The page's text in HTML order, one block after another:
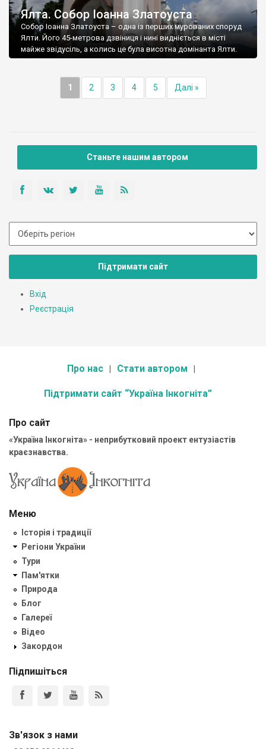
Ялта. Собор Іоанна Златоуста
Собор Іоанна Златоуста – одна із перших мурованих споруд
Ялти. Його 45-метрова дзвіниця і нині видніється в місті
майже звідусіль, а колись це була висотна домінанта Ялти.
1 2 3 4 5 Далі »
Станьте нашим автором
Підтримати сайт
Вхід
Реєстрація
Про нас Стати автором
Підтримати сайт “Україна Інкогніта”
Про сайт
«Україна Інкогніта» - неприбутковий проект ентузіастів
краєзнавства.
Меню
Історія і традиції
Регіони України
Тури
Пам'ятки
Природа
Блог
Галереї
Відео
Закордон
Підпишіться
Зв'язок з нами